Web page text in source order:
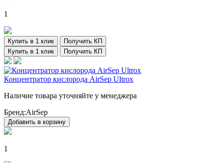
1
Купить в 1 клик
Получить КП
Купить в 1 клик
Получить КП
Концентратор кислорода AirSep Ultrox
Наличие товара уточняйте у менеджера
Бренд:AirSep
Добавить в корзину
1